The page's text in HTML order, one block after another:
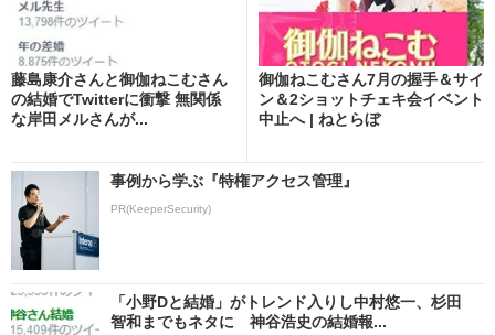
藤島康介さんと御伽ねこむさん
の結婚でTwitterに衝撃 無関係
な岸田メルさんが...
御伽ねこむさん7月の握手＆サイ
ン＆2ショットチェキ会イベント
中止へ | ねとらぼ
事例から学ぶ『特権アクセス管理』
PR(KeeperSecurity)
「小野Dと結婚」がトレンド入りし中村悠一、杉田
智和までもネタに 神谷浩史の結婚報...